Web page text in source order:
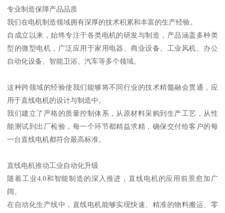
专业制造保障产品品质
我们在电机制造领域拥有深厚的技术积累和丰富的生产经验。
自成立以来，始终专注于各类电机的研发与制造，产品涵盖多种类
型的微型电机，广泛应用于家用电器、商业设备、工业风机、办公
自动化设备、智能卫浴、汽车等多个领域。
这种跨领域的经验使我们能够将不同行业的技术精髓融会贯通，应
用于直线电机的设计与制造中。
我们建立了严格的质量控制体系，从原材料采购到生产工艺，从性
能测试到出厂检验，每一个环节都精益求精，确保交付给客户的每
一台直线电机都符合最高标准。
直线电机推动工业自动化升级
随着工业4.0和智能制造的深入推进，直线电机的应用前景愈加广
阔。
在自动化生产线中，直线电机能够实现快速、精准的物料搬运、零